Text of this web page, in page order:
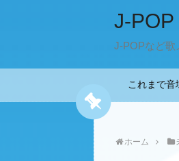
J-
J-POPなど歌
これまで
ホーム